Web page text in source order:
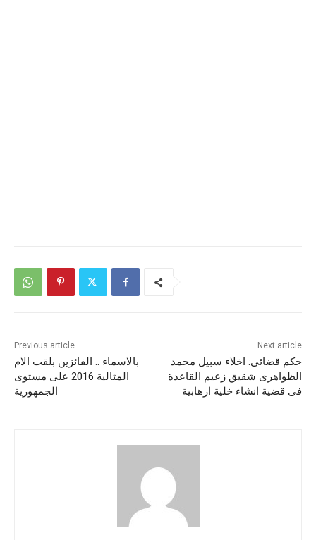
Previous article
بالاسماء .. الفائزين بلقب الام
المثالية 2016 على مستوى
الجمهورية
Next article
حكم قضائى: اخلاء سبيل محمد
الظواهرى شقيق زعيم القاعدة
فى قضية انشاء خلية ارهابية